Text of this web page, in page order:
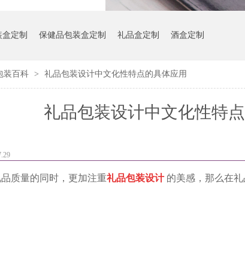
定制 保健品包装盒定制 礼品盒定制 酒盒定制
装百科 > 礼品包装设计中文化性特点的具体应用
礼品包装设计中文化性特
质量的同时，更加注重礼品包装设计 的美感，那么在